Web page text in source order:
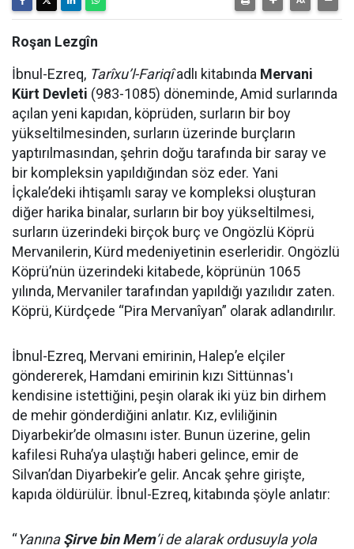
Roşan Lezgîn
İbnul-Ezreq, Tarîxu’l-Fariqîadlı kitabında Mervani
Kürt Devleti (983-1085) döneminde, Amid surlarında
açılan yeni kapıdan, köprüden, surların bir boy
yükseltilmesinden, surların üzerinde burçların
yaptırılmasından, şehrin doğu tarafında bir saray ve
bir kompleksin yapıldığından söz eder. Yani
İçkale’deki ihtişamlı saray ve kompleksi oluşturan
diğer harika binalar, surların bir boy yükseltilmesi,
surların üzerindeki birçok burç ve Ongözlü Köprü
Mervanilerin, Kürd medeniyetinin eserleridir. Ongözlü
Köprü’nün üzerindeki kitabede, köprünün 1065
yılında, Mervaniler tarafından yapıldığı yazılıdır zaten.
Köprü, Kürdçede “Pira Mervanîyan” olarak adlandırılır.
İbnul-Ezreq, Mervani emirinin, Halep’e elçiler
göndererek, Hamdani emirinin kızı Sittünnas'ı
kendisine istettiğini, peşin olarak iki yüz bin dirhem
de mehir gönderdiğini anlatır. Kız, evliliğinin
Diyarbekir’de olmasını ister. Bunun üzerine, gelin
kafilesi Ruha’ya ulaştığı haberi gelince, emir de
Silvan’dan Diyarbekir’e gelir. Ancak şehre girişte,
kapıda öldürülür. İbnul-Ezreq, kitabında şöyle anlatır:
“YanınaŞirve bin Mem’i de alarak ordusuyla yola